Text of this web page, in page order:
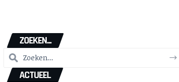
ZOEKEN...
ACTUEEL